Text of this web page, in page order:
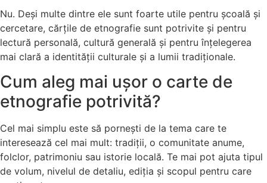
Nu. Deși multe dintre ele sunt foarte utile pentru școală și
cercetare, cărțile de etnografie sunt potrivite și pentru
lectură personală, cultură generală și pentru înțelegerea
mai clară a identității culturale și a lumii tradiționale.
Cum aleg mai ușor o carte de
etnografie potrivită?
Cel mai simplu este să pornești de la tema care te
interesează cel mai mult: tradiții, o comunitate anume,
folclor, patrimoniu sau istorie locală. Te mai pot ajuta tipul
de volum, nivelul de detaliu, ediția și scopul pentru care